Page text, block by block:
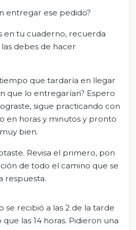
entregar ese pedido?
en tu cuaderno, recuerda
debes de hacer
que tardaría en llegar
que lo entregarían? Espero
sigue practicando con
en horas y minutos y pronto
bien.
Revisa el primero, pon
de todo el camino que se
respuesta.
se recibió a las 2 de la tarde
las 14 horas. Pidieron una